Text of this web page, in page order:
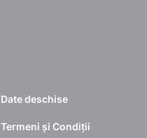
Date deschise
Termeni și Condiții